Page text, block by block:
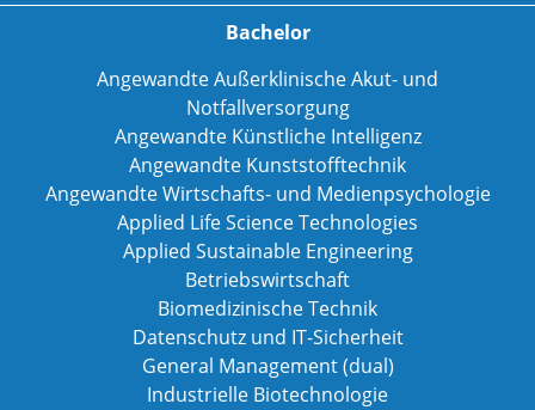
Bachelor
Angewandte Außerklinische Akut- und
Notfallversorgung
Angewandte Künstliche Intelligenz
Angewandte Kunststofftechnik
Angewandte Wirtschafts- und Medienpsychologie
Applied Life Science Technologies
Applied Sustainable Engineering
Betriebswirtschaft
Biomedizinische Technik
Datenschutz und IT-Sicherheit
General Management (dual)
Industrielle Biotechnologie